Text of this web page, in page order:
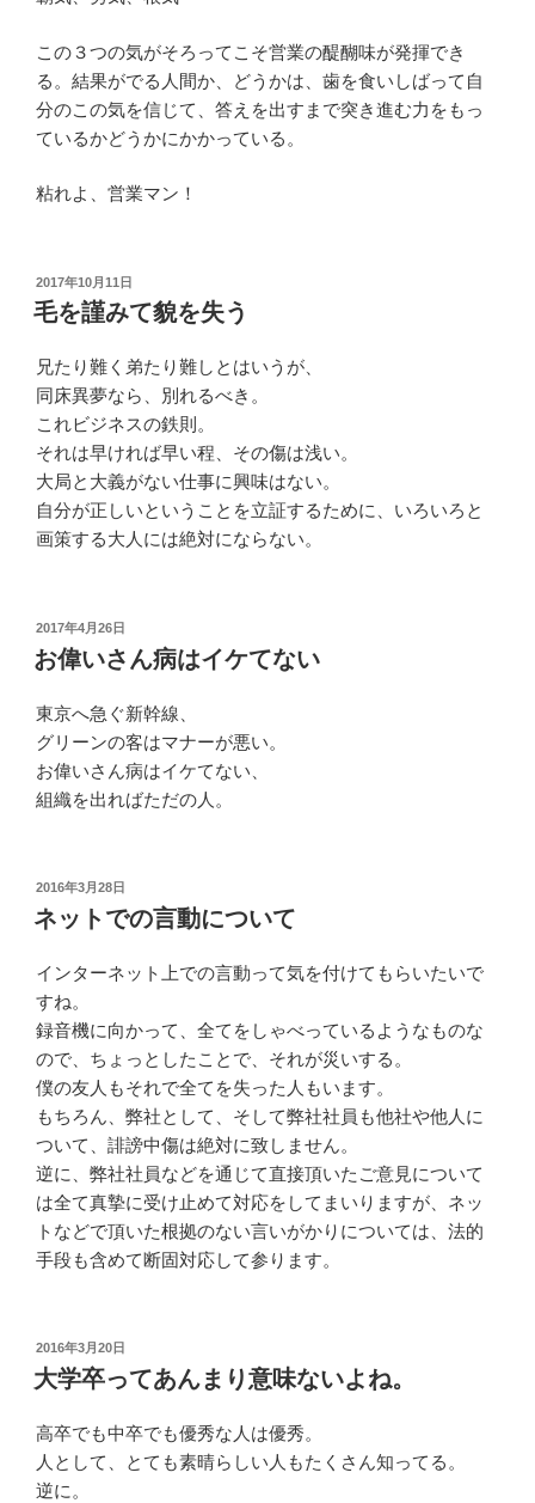
この３つの気がそろってこそ営業の醍醐味が発揮でき
る。結果がでる人間か、どうかは、歯を食いしばって自
分のこの気を信じて、答えを出すまで突き進む力をもっ
ているかどうかにかかっている。
粘れよ、営業マン！
投
稿
日:
2017年10月11日
毛を謹みて貌を失う
兄たり難く弟たり難しとはいうが、
同床異夢なら、別れるべき。
これビジネスの鉄則。
それは早ければ早い程、その傷は浅い。
大局と大義がない仕事に興味はない。
自分が正しいということを立証するために、いろいろと
画策する大人には絶対にならない。
投
稿
日:
2017年4月26日
お偉いさん病はイケてない
東京へ急ぐ新幹線、
グリーンの客はマナーが悪い。
お偉いさん病はイケてない、
組織を出ればただの人。
投
稿
日:
2016年3月28日
ネットでの言動について
インターネット上での言動って気を付けてもらいたいで
すね。
録音機に向かって、全てをしゃべっているようなものな
ので、ちょっとしたことで、それが災いする。
僕の友人もそれで全てを失った人もいます。
もちろん、弊社として、そして弊社社員も他社や他人に
ついて、誹謗中傷は絶対に致しません。
逆に、弊社社員などを通じて直接頂いたご意見について
は全て真摯に受け止めて対応をしてまいりますが、ネッ
トなどで頂いた根拠のない言いがかりについては、法的
手段も含めて断固対応して参ります。
投
稿
日:
2016年3月20日
大学卒ってあんまり意味ないよね。
高卒でも中卒でも優秀な人は優秀。
人として、とても素晴らしい人もたくさん知ってる。
逆に。